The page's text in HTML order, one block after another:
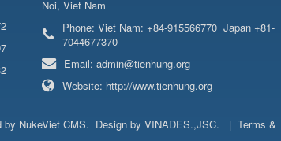
Noi, Viet Nam
Phone: Viet Nam: +84-915566770 Japan +81-
7044677370
Email: admin@tienhung.org
Website: http://www.tienhung.org
by NukeViet CMS. Design by VINADES.,JSC. | Terms &